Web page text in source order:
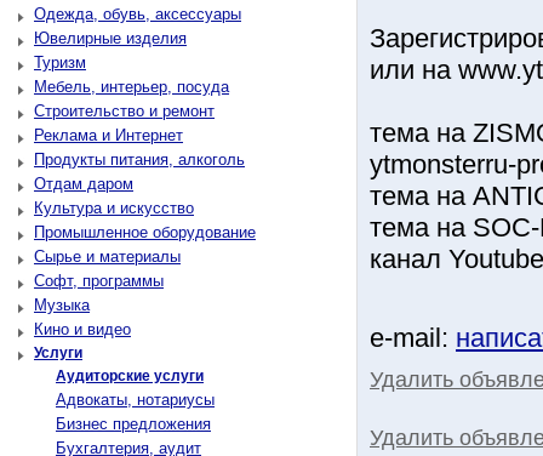
Одежда, обувь, аксессуары
Ювелирные изделия
Туризм
Мебель, интерьер, посуда
Строительство и ремонт
Реклама и Интернет
Продукты питания, алкоголь
Отдам даром
Культура и искусство
Промышленное оборудование
Сырье и материалы
Софт, программы
Музыка
Кино и видео
Услуги
Аудиторские услуги
Адвокаты, нотариусы
Бизнес предложения
Бухгалтерия, аудит
или на
тема на
ytmonsterru-
тема на
тема на
канал
e-mail:
Удалить
Удалить